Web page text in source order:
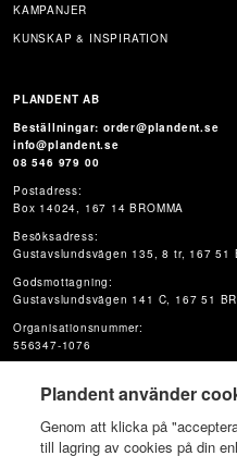
KAMPANJER
KUNSKAP & INSPIRATION
PLANDENT AB
Beställningar: order@plandent.se
info@plandent.se
08 546 979 00
Postadress:
Box 14024, 167 14 BROMMA
Besöksadress:
Gustavslundsvägen 135, 8 tr, 167 51
Godsmottagning:
Gustavslundsvägen 141 C, 167 51
Organisationsnummer:
556347-1076
Plandent använder
Genom att klicka på
till lagring av cookies på din